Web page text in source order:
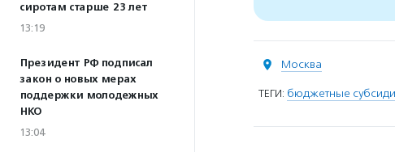
сиротам старше 23 лет
13:19
Президент РФ подписал
закон о новых мерах
поддержки молодежных
НКО
13:04
Москва
ТЕГИ: бюджетные